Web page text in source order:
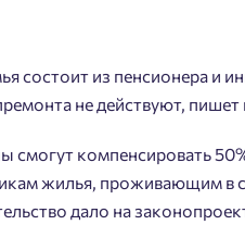
состоит из пенсионера и
не действуют, пишет
смогут компенсировать
жилья, проживающим в
дало на